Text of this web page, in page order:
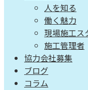
人を知る
働く魅力
現場施工ス
施工管理者
協力会社募集
ブログ
コラム